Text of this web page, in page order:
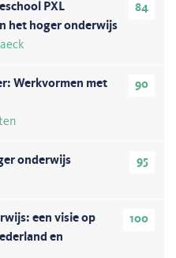
84
PXL
het hoger onderwijs
90
Werkvormen met
95
onderwijs
100
een visie op
en